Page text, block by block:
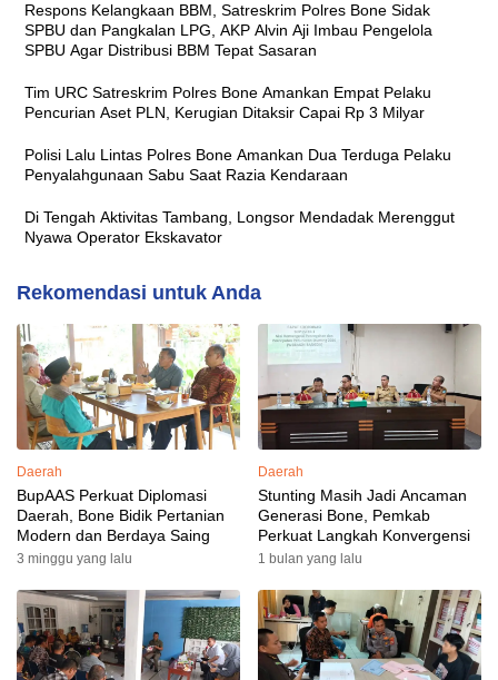
Respons Kelangkaan BBM, Satreskrim Polres Bone Sidak
SPBU dan Pangkalan LPG, AKP Alvin Aji Imbau Pengelola
SPBU Agar Distribusi BBM Tepat Sasaran
Tim URC Satreskrim Polres Bone Amankan Empat Pelaku
Pencurian Aset PLN, Kerugian Ditaksir Capai Rp 3 Milyar
Polisi Lalu Lintas Polres Bone Amankan Dua Terduga Pelaku
Penyalahgunaan Sabu Saat Razia Kendaraan
Di Tengah Aktivitas Tambang, Longsor Mendadak Merenggut
Nyawa Operator Ekskavator
Rekomendasi untuk Anda
Daerah
BupAAS Perkuat Diplomasi
Daerah, Bone Bidik Pertanian
Modern dan Berdaya Saing
3 minggu yang lalu
Daerah
Stunting Masih Jadi Ancaman
Generasi Bone, Pemkab
Perkuat Langkah Konvergensi
1 bulan yang lalu